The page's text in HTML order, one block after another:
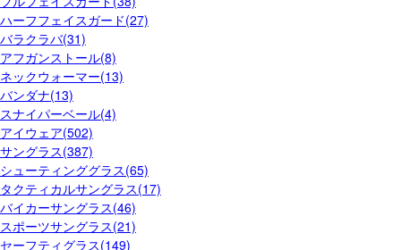
ハーフフェイスガード(27)
バラクラバ(31)
アフガンストール(8)
ネックウォーマー(13)
バンダナ(13)
スナイパーベール(4)
アイウェア(502)
サングラス(387)
シューティンググラス(65)
タクティカルサングラス(17)
バイカーサングラス(46)
スポーツサングラス(21)
セーフティグラス(149)